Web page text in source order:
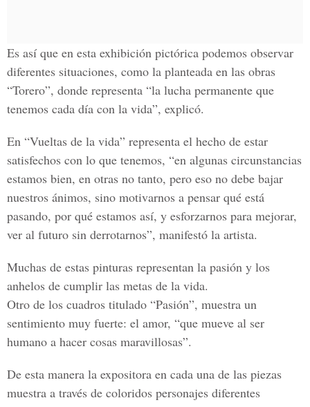
Es así que en esta exhibición pictórica podemos observar
diferentes situaciones, como la planteada en las obras
“Torero”, donde representa “la lucha permanente que
tenemos cada día con la vida”, explicó.
En “Vueltas de la vida” representa el hecho de estar
satisfechos con lo que tenemos, “en algunas circunstancias
estamos bien, en otras no tanto, pero eso no debe bajar
nuestros ánimos, sino motivarnos a pensar qué está
pasando, por qué estamos así, y esforzarnos para mejorar,
ver al futuro sin derrotarnos”, manifestó la artista.
Muchas de estas pinturas representan la pasión y los
anhelos de cumplir las metas de la vida.
Otro de los cuadros titulado “Pasión”, muestra un
sentimiento muy fuerte: el amor, “que mueve al ser
humano a hacer cosas maravillosas”.
De esta manera la expositora en cada una de las piezas
muestra a través de coloridos personajes diferentes